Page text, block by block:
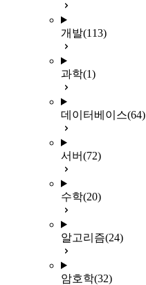
개발(113)
과학(1)
데이터베이스(64)
서버(72)
수학(20)
알고리즘(24)
암호학(32)